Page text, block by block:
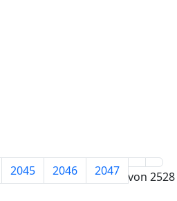
Seite 2043 von 2528
2045 2046 2047